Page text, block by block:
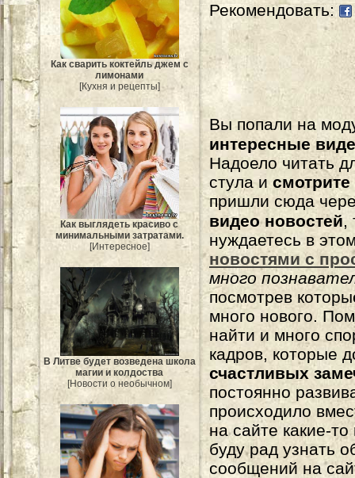
Как сварить коктейль джем с
лимонами
[Кухня и рецепты]
Как выглядеть красиво с
минимальными затратами.
[Интересное]
В Литве будет возведена школа
магии и колдоства
[Новости о необычном]
Рекомендовать:
Вы попали на
интересные
Надоело читать
стула и
пришли сюда
видео новостей,
нуждаетесь в
новостями с
много
посмотрев
много нового.
найти и много
кадров, которые
счастливых
постоянно
происходило
на сайте какие-
буду рад узнать
сообщений на